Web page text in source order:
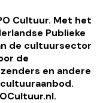
Cultuur. Met het
Publieke
de cultuursector
de
en andere